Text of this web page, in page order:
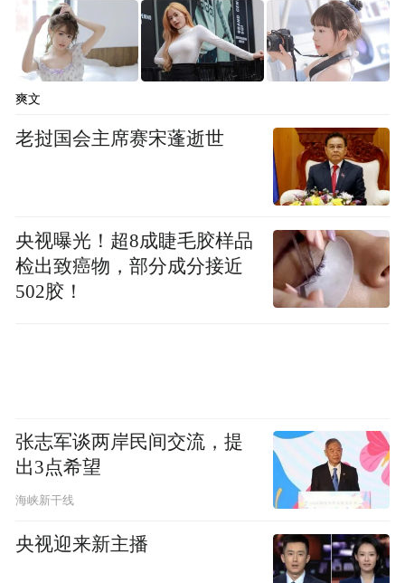
爽文
老挝国会主席赛宋蓬逝世
央视曝光！超8成睫毛胶样品
检出致癌物，部分成分接近
502胶！
张志军谈两岸民间交流，提
出3点希望
海峡新干线
央视迎来新主播